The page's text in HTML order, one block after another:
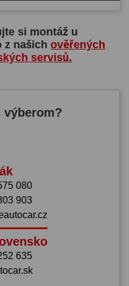
si montáž u
z našichověřených
servisů.
výberom?
080
903
635